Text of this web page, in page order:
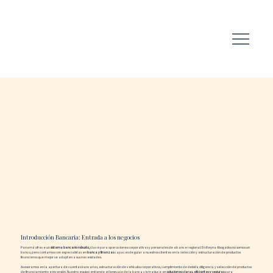
Introducción Bancaria: Entrada a los negocios
Panamá ofrece unsistema bancario robusto,clave para operaciones corporativas y personales de alcance regional. En Reyna Abogados no somos un
banco, pero contamos con especialistas enbanca y finanzascapaces de guiar a nuestros clientes en la selección y estructuración de productos
financieros que mejor se adapten a sus necesidades.
Asesoramos en la apertura de cuentas bancarias, estructuración de vehículos corporativos, cumplimiento de debida diligencia y selección de productos
de financiamiento e inversión. Nuestro equipo entiende el lenguaje de la banca y lo traduce ensoluciones claras, eficientes y seguraspara